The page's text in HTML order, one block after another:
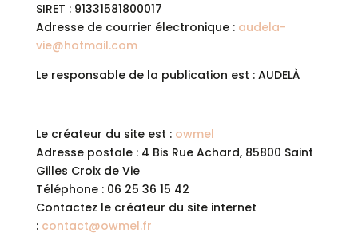
SIRET : 91331581800017
Adresse de courrier électronique : audela-
vie@hotmail.com
Le responsable de la publication est : AUDELÀ
Le créateur du site est : owmel
Adresse postale : 4 Bis Rue Achard, 85800 Saint
Gilles Croix de Vie
Téléphone : 06 25 36 15 42
Contactez le créateur du site internet
: contact@owmel.fr